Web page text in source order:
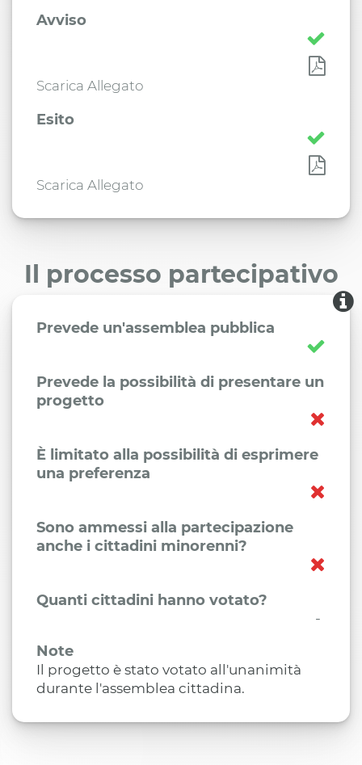
Avviso
Scarica Allegato
Esito
Scarica Allegato
Il processo partecipativo
Prevede un'assemblea pubblica
Prevede la possibilità di presentare un
progetto
È limitato alla possibilità di esprimere
una preferenza
Sono ammessi alla partecipazione
anche i cittadini minorenni?
Quanti cittadini hanno votato?
-
Note
Il progetto è stato votato all'unanimità
durante l'assemblea cittadina.